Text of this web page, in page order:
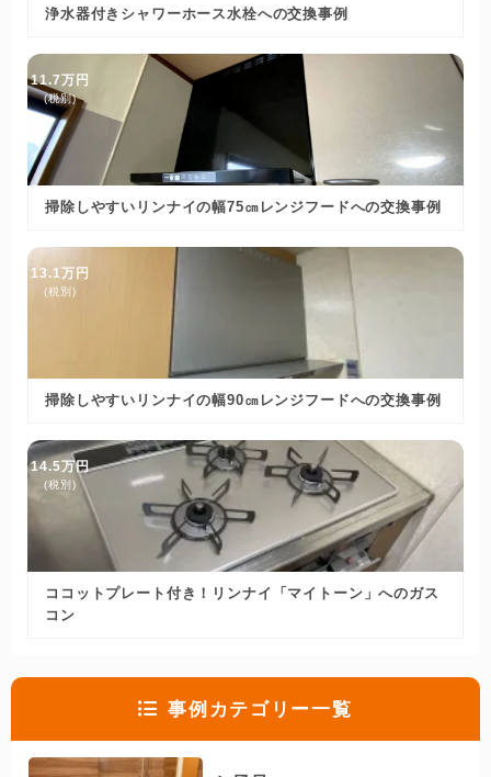
浄水器付きシャワーホース水栓への交換事例
11.7万円
(税別)
掃除しやすいリンナイの幅75㎝レンジフードへの交換事例
13.1万円
(税別)
掃除しやすいリンナイの幅90㎝レンジフードへの交換事例
14.5万円
(税別)
ココットプレート付き！リンナイ「マイトーン」へのガス
コン
事例カテゴリー一覧